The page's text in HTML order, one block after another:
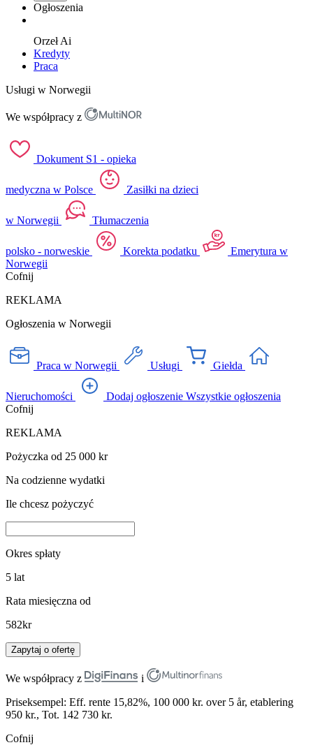
Ogłoszenia
OrzełAi
Kredyty
Praca
Usługi w Norwegii
We współpracy z
Dokument S1 - opieka
medyczna w Polsce Zasiłki na dzieci
w Norwegii Tłumaczenia
polsko - norweskie Korekta podatku
Emerytura w
Norwegii
Cofnij
REKLAMA
Ogłoszenia w Norwegii
Praca w Norwegii Usługi Giełda
Nieruchomości Dodaj ogłoszenie Wszystkie ogłoszenia
Cofnij
REKLAMA
Pożyczka od 25 000 kr
Na codzienne wydatki
Ile chcesz pożyczyć
Okres spłaty
5 lat
Rata miesięczna od
582kr
Zapytaj o ofertę
We współpracy z
i
Priseksempel: Eff. rente 15,82%, 100 000 kr. over 5 år, etablering
950 kr., Tot. 142 730 kr.
Cofnij